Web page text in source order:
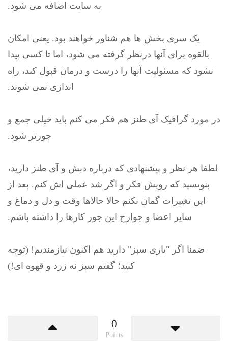
به سایت اضافه می شود.
یک سری بخش ها هم شناور خواهند بود. یعنی امکان
بالقوه برای آنها درنظر گرفته می شود، اما تا کسی پیدا
نشود که مسئولیت آنها را درست و درمان قبول کند، راه
اندازی نمی شوند.
در مورد گرافیک آی طنز هم فکر می کنم باید خیلی جمع و
جورتر شود.
لطفا هر نظر و پیشنهادی که درباره دبش و آی طنز دارید،
بنویسید که رویش فکر و اگر شد عملی اش کنم. بعد از
این تغییرات گمان نکنم حالا حالاها وقت و دل و دماغ و
سایر اعضا و جوارح این جور کارها را داشته باشم.
ضمنا اگر "یاری سبز" دارید هم اکنون نیازمندیم! (توجه
کنید؛ گفتم سبز نه زرد و قهوه ای!)
0
Points